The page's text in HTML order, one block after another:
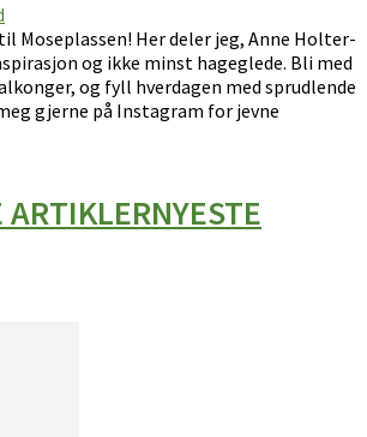
Moseplassen! Her deler jeg, Anne Holter-
og ikke minst hageglede. Bli med
og fyll hverdagen med sprudlende
gjerne på Instagram for jevne
ARTIKLERNYESTE